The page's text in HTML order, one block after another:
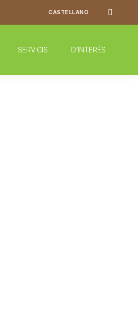
CASTELLANO Search:
SERVICIS D’INTERÉS